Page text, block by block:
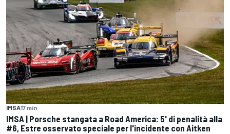
IMSA17 min
IMSA | Porsche stangata a Road America: 5' di penalità alla
#6, Estre osservato speciale per l'incidente con Aitken